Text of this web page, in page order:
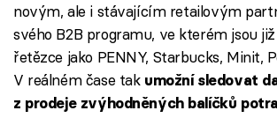
novým, ale i stávajícím retailovým
svého B2B programu, ve kterém jsou
řetězce jako PENNY, Starbucks, Minit,
V reálném čase tak umožní sledovat
z prodeje zvýhodněných balíčků